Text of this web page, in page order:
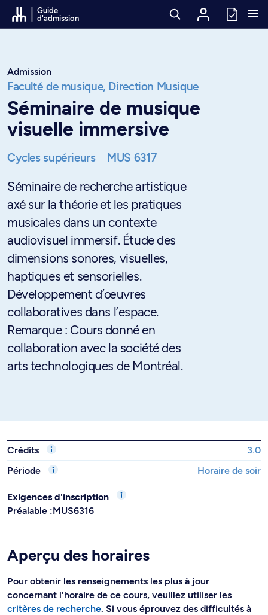
Passer au contenu
Guide
d'admission
Admission
Faculté de musique, Direction Musique
Séminaire de musique
visuelle immersive
Cycles supérieurs MUS 6317
Séminaire de recherche artistique
axé sur la théorie et les pratiques
musicales dans un contexte
audiovisuel immersif. Étude des
dimensions sonores, visuelles,
haptiques et sensorielles.
Développement d’œuvres
collaboratives dans l’espace.
Remarque : Cours donné en
collaboration avec la société des
arts technologiques de Montréal.
Crédits
3.0
Période
Horaire de soir
Exigences d'inscription
Préalable :MUS6316
Aperçu des horaires
Pour obtenir les renseignements les plus à jour
concernant l'horaire de ce cours, veuillez utiliser les
critères de recherche. Si vous éprouvez des difficultés à